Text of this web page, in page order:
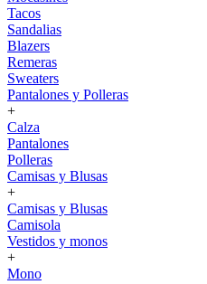
Tacos
Sandalias
Blazers
Remeras
Sweaters
Pantalones y Polleras
+
Calza
Pantalones
Polleras
Camisas y Blusas
+
Camisas y Blusas
Camisola
Vestidos y monos
+
Mono